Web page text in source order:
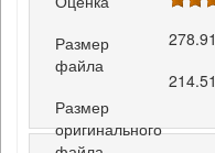
Размер
файла
Размер
оригинального